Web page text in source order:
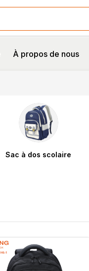
À propos de nous
Sac à dos scolaire